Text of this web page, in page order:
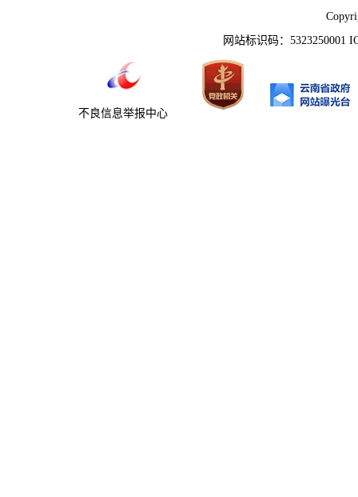
网站标识码：5323250001
不良信息举报中心